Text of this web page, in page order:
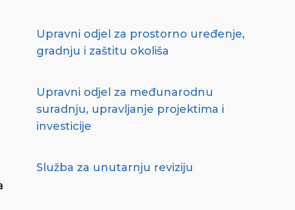
Upravni odjel za prostorno uređenje,
gradnju i zaštitu okoliša
Upravni odjel za međunarodnu
suradnju, upravljanje projektima i
investicije
Služba za unutarnju reviziju